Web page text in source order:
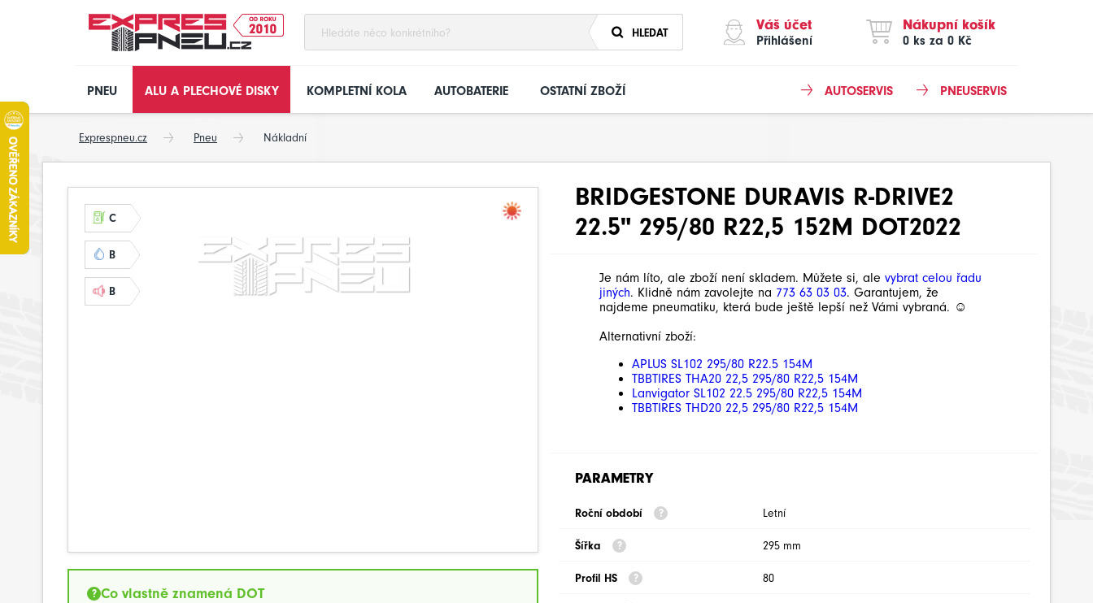
HLEDAT Váš účet
Přihlášení
Nákupní košík
0 ks za 0 Kč
PNEU ALU A PLECHOVÉ DISKY KOMPLETNÍ KOLA AUTOBATERIE OSTATNÍ ZBOŽÍ PNEUSERVIS
AUTOSERVIS
Exprespneu.cz Pneu Nákladní
C
B
B
Co vlastně znamená DOT
BRIDGESTONE DURAVIS R-DRIVE2
22.5" 295/80 R22,5 152M DOT2022
Je nám líto, ale zboží není skladem. Můžete si, ale vybrat celou řadu
jiných. Klidně nám zavolejte na 773 63 03 03. Garantujem, že
najdeme pneumatiku, která bude ještě lepší než Vámi vybraná. ☺
Alternativní zboží:
APLUS SL102 295/80 R22.5 154M
TBBTIRES THA20 22,5 295/80 R22,5 154M
Lanvigator SL102 22.5 295/80 R22,5 154M
TBBTIRES THD20 22,5 295/80 R22,5 154M
PARAMETRY
Roční období Letní
Šířka 295 mm
Profil HS 80